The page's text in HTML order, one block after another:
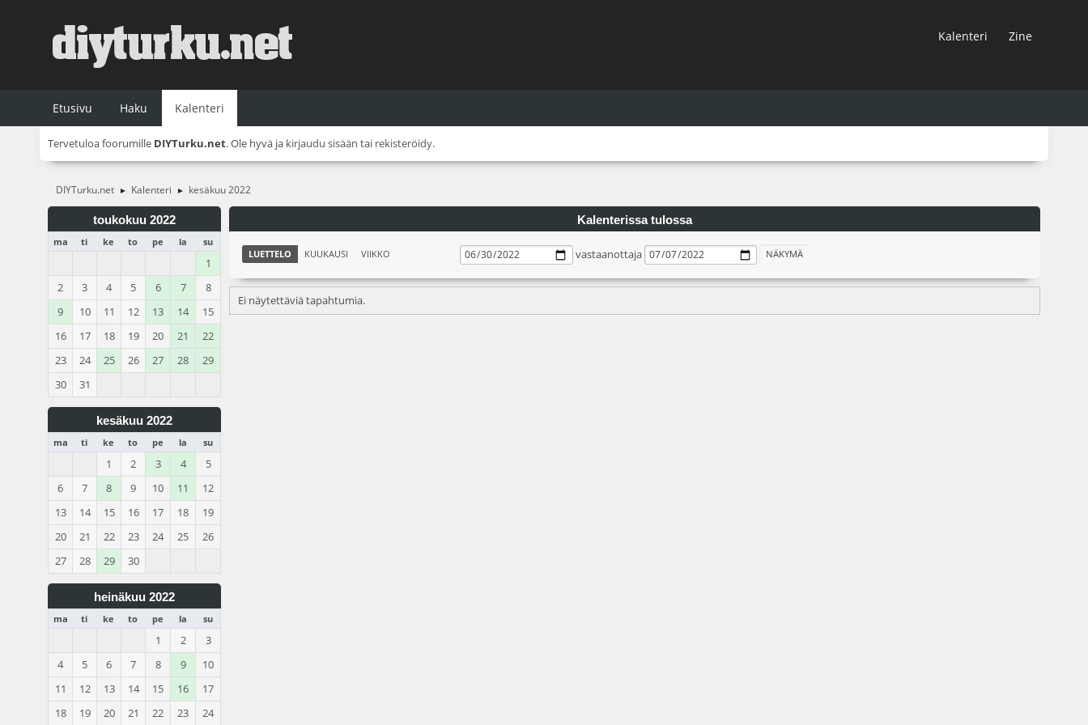
Kalenteri Zine
Etusivu Haku Kalenteri
Tervetuloa foorumille DIYTurku.net. Ole hyvä ja kirjaudu sisään tai rekisteröidy.
DIYTurku.net ► Kalenteri ► kesäkuu 2022
toukokuu 2022
ma ti ke to pe la su
1
2
3 4 5 6 7
8
9
10 11 12 13 14
15
16
17 18 19 20 21
22
23
24 25 26 27 28
29
30
31
kesäkuu 2022
ma ti ke to pe la su
1 2 3 4
5
6
7 8 9 10 11
12
13
14 15 16 17 18
19
20
21 22 23 24 25
26
27
28 29 30
heinäkuu 2022
ma ti ke to pe la su
1 2
3
4
5 6 7 8 9
10
11
12 13 14 15 16
17
18
19 20 21 22 23 24
Kalenterissa tulossa
LUETTELO KUUKAUSI VIIKKO vastaanottaja
Ei näytettäviä tapahtumia.